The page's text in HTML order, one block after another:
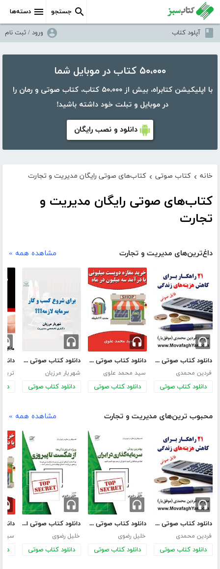
دسته‌ها جستجو
آپلود کتاب ورود / ثبت نام
۵۰،۰۰۰ کتاب در موبایل شما
با اپلیکیشن کتابراه، بیش از ۵۰،۰۰۰ کتاب، کتاب صوتی و رمان را
در موبایل و تبلت خود داشته باشید!
دانلود و نصب رایگان
خانه › کتاب صوتی › کتاب‌های صوتی رایگان مدیریت و تجارت
کتاب‌های صوتی رایگان مدیریت و
تجارت
داغ‌ترین‌های مدیریت و تجارت مشاهده همه »
دانلود کتاب صوتی 21 راهکار برای کاهش هزینه های زندگی
فردین محمدی
دانلود کتاب صوتی
دانلود کتاب صوتی خرید مغازه دویست میلیونی با درآمد سه میلیون در ماه
سید محمد علوی
دانلود کتاب صوتی
دانلود کتاب صوتی برای شروع کسب و کار سرمایه لازمه؟
شهریار مرزبان
دانلود کتاب صوتی
محبوب ترین‌های مدیریت و تجارت مشاهده همه »
دانلود کتاب صوتی 21 راهکار برای کاهش هزینه های زندگی
فردین محمدی
دانلود کتاب صوتی
دانلود کتاب صوتی بهترین روش سرمایه‌گذاری در ایران
خلیل رضوی
دانلود کتاب صوتی
دانلود کتاب صوتی از شکست تا پیروزی استارت‌آپ‌ها در ایران
خلیل رضوی
دانلود کتاب صوتی
سید